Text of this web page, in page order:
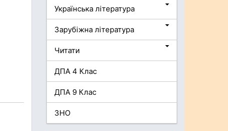
Українська література
Зарубіжна література
Читати
ДПА 4 Клас
ДПА 9 Клас
ЗНО